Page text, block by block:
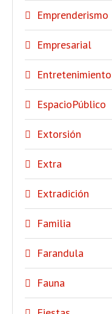
Emprenderismo
Empresarial
Entretenimiento
EspacioPúblico
Extorsión
Extra
Extradición
Familia
Farandula
Fauna